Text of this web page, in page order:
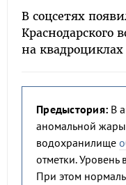
В соцсетях
Краснодарского
на квадроциклах
Предыстория: В
аномальной
водохранилище
отметки. Уровень
При этом